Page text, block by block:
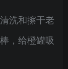
洗和擦干老
，给橙罐吸